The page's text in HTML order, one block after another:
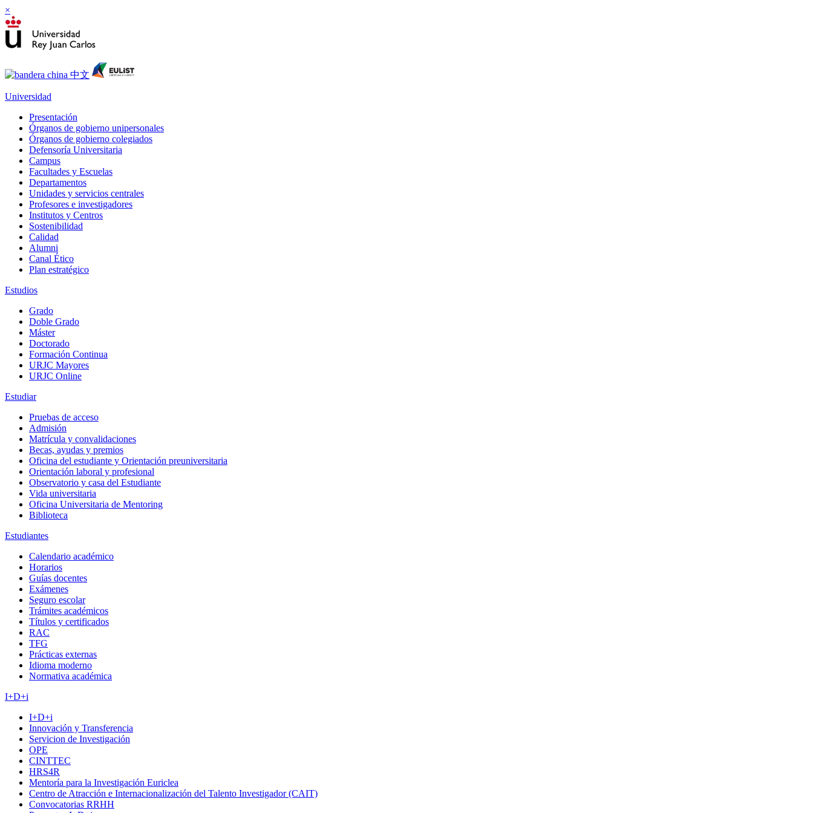
×
Universidad
Presentación
Órganos de gobierno unipersonales
Órganos de gobierno colegiados
Defensoría Universitaria
Campus
Facultades y Escuelas
Departamentos
Unidades y servicios centrales
Profesores e investigadores
Institutos y Centros
Sostenibilidad
Calidad
Alumni
Canal Ético
Plan estratégico
Estudios
Grado
Doble Grado
Máster
Doctorado
Formación Continua
URJC Mayores
URJC Online
Estudiar
Pruebas de acceso
Admisión
Matrícula y convalidaciones
Becas, ayudas y premios
Oficina del estudiante y Orientación preuniversitaria
Orientación laboral y profesional
Observatorio y casa del Estudiante
Vida universitaria
Oficina Universitaria de Mentoring
Biblioteca
Estudiantes
Calendario académico
Horarios
Guías docentes
Exámenes
Seguro escolar
Trámites académicos
Títulos y certificados
RAC
TFG
Prácticas externas
Idioma moderno
Normativa académica
I+D+i
I+D+i
Innovación y Transferencia
Servicion de Investigación
OPE
CINTTEC
HRS4R
Mentoría para la Investigación Euriclea
Centro de Atracción e Internacionalización del Talento Investigador (CAIT)
Convocatorias RRHH